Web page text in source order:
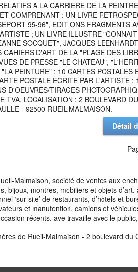
A LA CARRIERE DE LA PEINTRE
COMPRENANT : UN LIVRE
95-96", EDITIONS FRAGMENTS
; UN LIVRE ILLUSTRE
SOCQUET", JACQUES
CAHIERS D'ART DE LA "PLAGE DES
DE PRESSE "LE CHATEAU",
PEINTURE" ; 10 CARTES POSTALES
POSTALE ECRITE PAR L'ARTISTE ;
D'OEUVRES/TIRAGES
TVA. LOCALISATION : 2 BOULEVARD DU
- 92500 RUEIL-MALMAISON.
Détail
Malmaison, société de ventes aux
bijoux, montres, mobiliers et objets
‘sur site’ de restaurants, d’hôtels et
et manutention, camions et
récents. ave travaille avec le
de Rueil-Malmaison - 2 boulevard